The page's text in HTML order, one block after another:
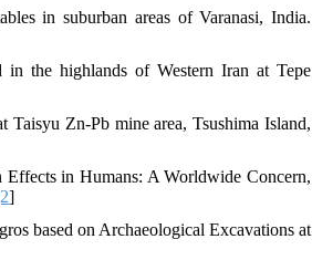
in suburban areas of Varanasi, India.
the highlands of Western Iran at Tepe
Zn-Pb mine area, Tsushima Island,
in Humans: A Worldwide Concern,
]
based on Archaeological Excavations at